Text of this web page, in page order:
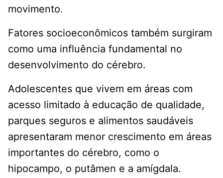
movimento.
Fatores socioeconômicos também surgiram
como uma influência fundamental no
desenvolvimento do cérebro.
Adolescentes que vivem em áreas com
acesso limitado à educação de qualidade,
parques seguros e alimentos saudáveis ​​
apresentaram menor crescimento em áreas
importantes do cérebro, como o
hipocampo, o putâmen e a amígdala.